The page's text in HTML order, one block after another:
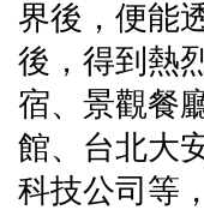
界後，便能
後，得到熱
宿、景觀餐
館、台北大
科技公司等